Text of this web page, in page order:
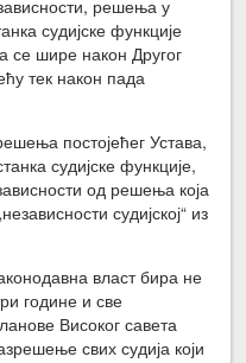
решења у
судијске функције
се шире након Другог
тек након пада
постојећег Устава,
судијске функције,
од решења која
судијској“ из
власт бира не
године и све
Високог савета
свих судија који